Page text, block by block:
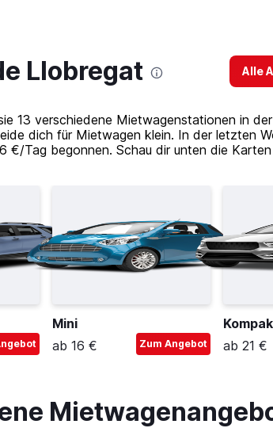
Llobregat Alle
13 verschiedene Mietwagenstationen in
dich für Mietwagen klein. In der letzten
€/Tag begonnen. Schau dir unten die
Mini
ab 16 €
Zum Angebot
ab 21 €